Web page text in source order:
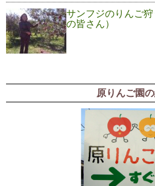
サンフジのりんご
の皆さん）
原りんご園